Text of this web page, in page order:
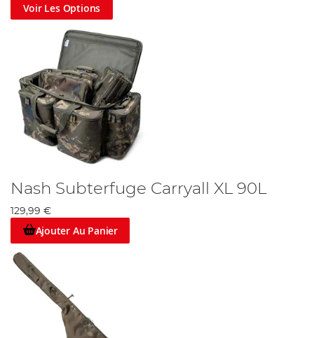
Voir Les Options
Nash Subterfuge Carryall XL 90L
129,99 €
Ajouter Au Panier